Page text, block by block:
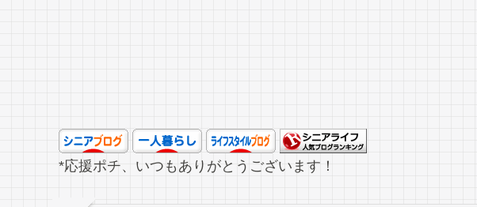
*応援ポチ、いつもありがとうございます！